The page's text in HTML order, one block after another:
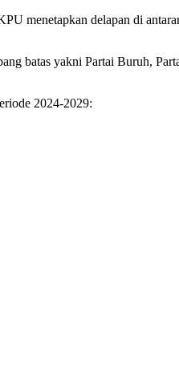
menetapkan delapan di
batas yakni Partai Buruh,
2024-2029: